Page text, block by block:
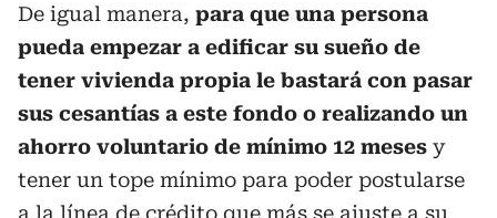
De igual manera, para que una persona
pueda empezar a edificar su sueño de
tener vivienda propia le bastará con pasar
sus cesantías a este fondo o realizando un
ahorro voluntario de mínimo 12 meses y
tener un tope mínimo para poder postularse
a la línea de crédito que más se ajuste a su